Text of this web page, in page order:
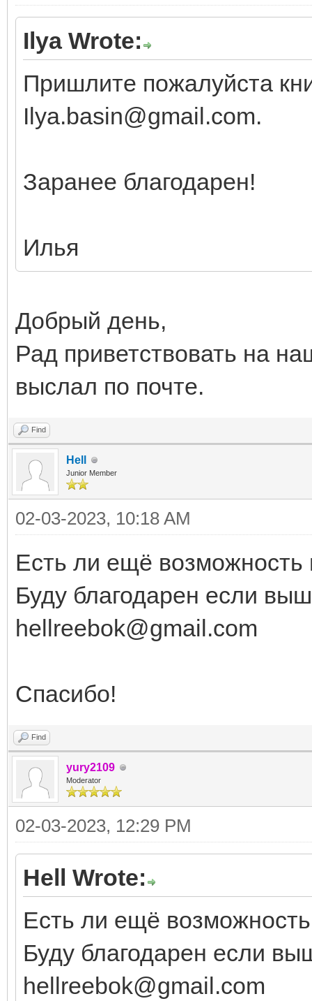
Ilya Wrote:
Пришлите пожалуйста
Ilya.basin@gmail.com.
Заранее благодарен!
Илья
Добрый день,
Рад приветствовать на
выслал по почте.
Find
Hell
Junior Member
02-03-2023, 10:18 AM
Есть ли ещё возможность
Буду благодарен если
hellreebok@gmail.com
Спасибо!
Find
yury2109
Moderator
02-03-2023, 12:29 PM
Hell Wrote:
Есть ли ещё возможность
Буду благодарен если
hellreebok@gmail.com